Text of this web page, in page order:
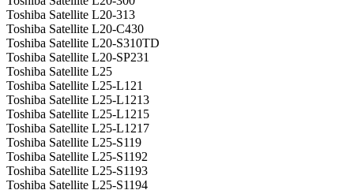
Toshiba Satellite L20-313
Toshiba Satellite L20-C430
Toshiba Satellite L20-S310TD
Toshiba Satellite L20-SP231
Toshiba Satellite L25
Toshiba Satellite L25-L121
Toshiba Satellite L25-L1213
Toshiba Satellite L25-L1215
Toshiba Satellite L25-L1217
Toshiba Satellite L25-S119
Toshiba Satellite L25-S1192
Toshiba Satellite L25-S1193
Toshiba Satellite L25-S1194